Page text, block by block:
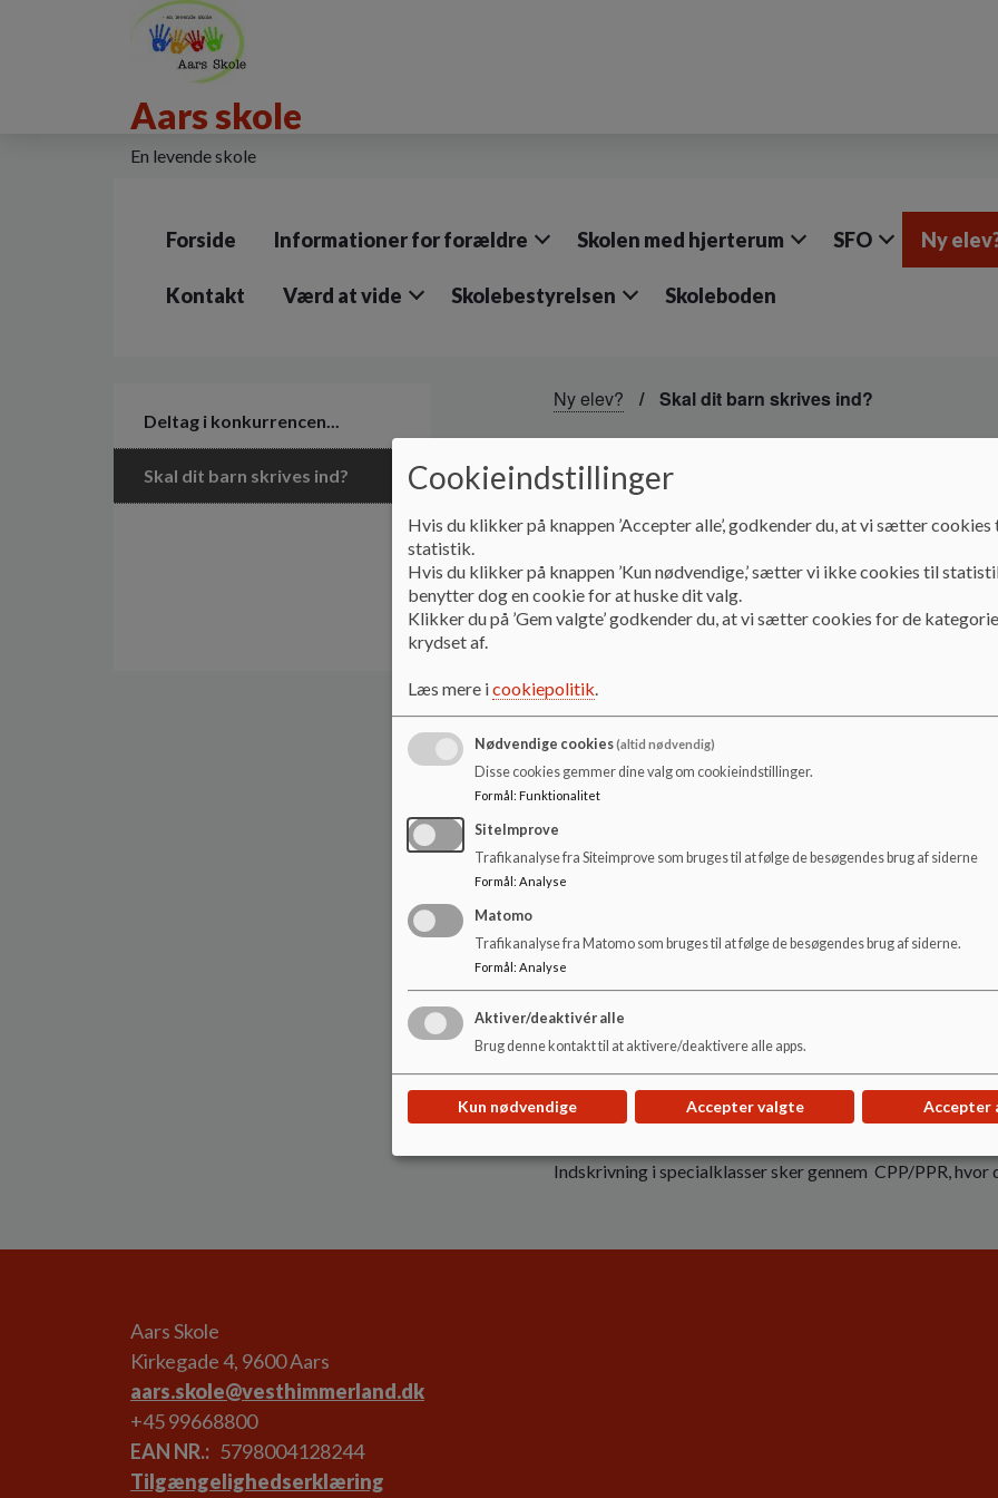
Aars skole
En levende skole
Forside Informationer for forældre Skolen med hjerterum SFO Ny
Kontakt Værd at vide Skolebestyrelsen Skoleboden
Deltag i konkurrencen...
Skal dit barn skrives ind?
Ny elev? Skal dit barn skrives ind?
Skal dit barn skrives
Valg af skole er en stor og vigtig beslutning. Derfor
Indskrivning til 0. klasse:
Allerede et år før dit barn skal begynde i skolen, gør vi
overgangen fra daginstitution til skole bliver så god og
løbet af november, hvor vi også holder et fyraftensmøde,
kommende 0.kl.-lærere samt pædagogerne i SFO/Mini-
Når dit barn skal indskrives i 0. klasse, SFO og/eller
via Vesthimmerlands Kommunes hjemmeside. Det kan
Der vil komme en besked ud om indskrivning i lokalavisen
Facebookside, når indskrivningen nærmer sig. Du vil
Skal dit barn i stedet starte i en friskole, er det en god
Indskrivning på øvrige årgange:
Hvis dit barn skal indskrives til øvrige årgange, tager du
rundvisning med skolens ledelse. Vi vil gerne høre om
om hvad vi står for som skole - og I skal have mulighed
Efterfølgende vil vi aftale et tidspunkt, dit barn kan
Indskrivning til specialklasser:
Indskrivning i specialklasser sker gennem CPP/PPR, hvor
Aars Skole
Kirkegade 4, 9600 Aars
aars.skole@vesthimmerland.dk
+45 99668800
EAN NR.
5798004128244
Tilgængelighedserklæring
Cookieindstillinger
Hvis du klikker på knappen ’Accepter alle’, godkender du, at vi sætter
statistik.
Hvis du klikker på knappen ’Kun nødvendige,’ sætter vi ikke cookies til
benytter dog en cookie for at huske dit valg.
Klikker du på ’Gem valgte’ godkender du, at vi sætter cookies for de
krydset af.
Læs mere icookiepolitik.
Nødvendige cookies(altid nødvendig)
Disse cookies gemmer dine valg om cookieindstillinger.
Formål : Funktionalitet
SiteImprove
Trafikanalyse fra Siteimprove som bruges til at følge de besøgendes brug af siderne
Formål : Analyse
Matomo
Trafikanalyse fra Matomo som bruges til at følge de besøgendes brug af siderne.
Formål: Analyse
Aktiver/deaktivér alle
Brug denne kontakt til at aktivere/deaktivere alle apps.
Kun nødvendige Accepter valgte Accepter